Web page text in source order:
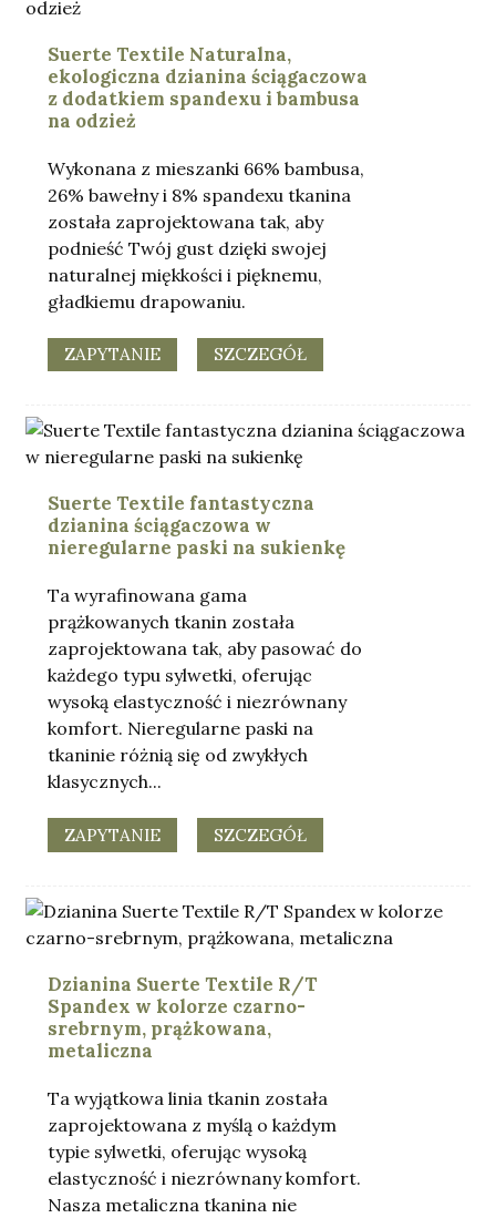
Suerte Textile Naturalna,
ekologiczna dzianina ściągaczowa
z dodatkiem spandexu i bambusa
na odzież
Wykonana z mieszanki 66% bambusa,
26% bawełny i 8% spandexu tkanina
została zaprojektowana tak, aby
podnieść Twój gust dzięki swojej
naturalnej miękkości i pięknemu,
gładkiemu drapowaniu.
ZAPYTANIE SZCZEGÓŁ
Suerte Textile fantastyczna
dzianina ściągaczowa w
nieregularne paski na sukienkę
Ta wyrafinowana gama
prążkowanych tkanin została
zaprojektowana tak, aby pasować do
każdego typu sylwetki, oferując
wysoką elastyczność i niezrównany
komfort. Nieregularne paski na
tkaninie różnią się od zwykłych
klasycznych...
ZAPYTANIE SZCZEGÓŁ
Dzianina Suerte Textile R/T
Spandex w kolorze czarno-
srebrnym, prążkowana,
metaliczna
Ta wyjątkowa linia tkanin została
zaprojektowana z myślą o każdym
typie sylwetki, oferując wysoką
elastyczność i niezrównany komfort.
Nasza metaliczna tkanina nie